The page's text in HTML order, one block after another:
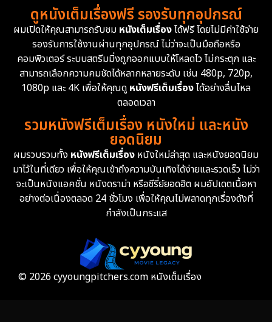
Dystopian 16
Emotional 61
Epic มหากาพย์ 225
Family ครอบครัว 372
Fantasy จินตนาการ 339
Fiction 9
ดูหนังเต็มเรื่องฟรี รองรับทุกอุปกรณ์
ผมเปิดให้คุณสามารถรับชม หนังเต็มเรื่องได้ฟรี โดยไม่มีค่าใช้จ่าย
รองรับการใช้งานผ่านทุกอุปกรณ์ ไม่ว่าจะเป็นมือถือหรือ
คอมพิวเตอร์ ระบบสตรีมมิ่งถูกออกแบบให้โหลดไว ไม่กระตุก และ
สามารถเลือกความคมชัดได้หลากหลายระดับ เช่น 480p, 720p,
1080p และ 4K เพื่อให้คุณดูหนังฟรีเต็มเรื่องได้อย่างลื่นไหล
ตลอดเวลา
รวมหนังฟรีเต็มเรื่อง หนังใหม่ และหนัง
ยอดนิยม
ผมรวบรวมทั้ง หนังฟรีเต็มเรื่อง หนังใหม่ล่าสุด และหนังยอดนิยม
มาไว้ในที่เดียว เพื่อให้คุณเข้าถึงความบันเทิงได้ง่ายและรวดเร็ว ไม่ว่า
จะเป็นหนังแอคชั่น หนังดราม่า หรือซีรี่ย์ยอดฮิต ผมอัปเดตเนื้อหา
อย่างต่อเนื่องตลอด 24 ชั่วโมง เพื่อให้คุณไม่พลาดทุกเรื่องดังที่
กำลังเป็นกระแส
© 2026 cyyoungpitchers.com หนังเต็มเรื่อง